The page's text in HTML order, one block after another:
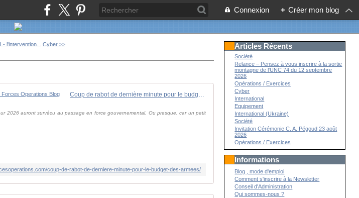
Connexion + Créer mon blog
l'intervention... Cyber >>
Coup de rabot de dernière minute pour le budget des armées - FOB - Forces Operations Blog
2026 auront survécu au passage en force gouvernemental. Ou presque, car un petit
coup-de-rabot-de-derniere-minute-pour-le-budget-des-armees/
Articles Récents
Société
Relance – Pensez à vous inscrire à la sortie
montagne de l'UNC 74 du 12 septembre
2026
Opérations / Exercices
Cyber
International
Equipement
International (Ukraine)
Société
Invitation Cérémonie C. A. Pégoud 23 août
2026
Opérations / Exercices
Informations
Blog , mode d'emploi
Comment s'inscrire à la Newsletter
Conseil d'Administration
Qui sommes-nous ?